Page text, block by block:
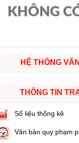
Hội đồng nhân dân
HỆ THỐNG
THÔNG TIN
Số liệu thống kê
Văn bản quy phạm